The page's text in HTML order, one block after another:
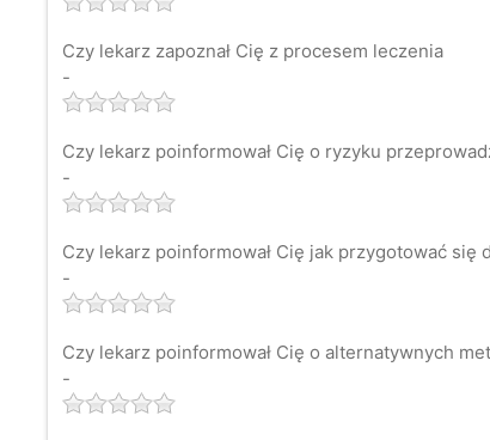
Czy lekarz zapoznał Cię z procesem leczenia
-
Czy lekarz poinformował Cię o ryzyku
-
Czy lekarz poinformował Cię jak przygotować się
-
Czy lekarz poinformował Cię o alternatywnych
-